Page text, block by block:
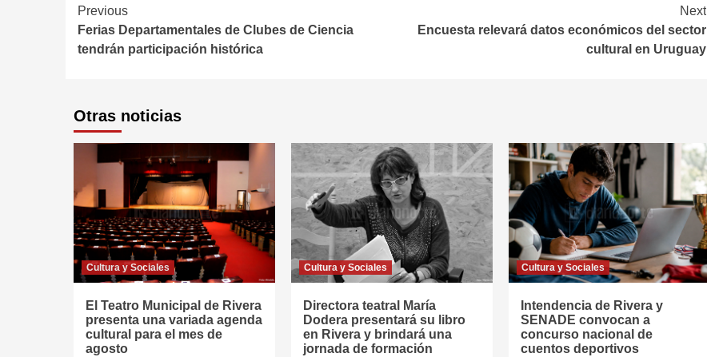
Continue
Reading
Previous
Ferias Departamentales de Clubes de Ciencia
tendrán participación histórica
Next
Encuesta relevará datos económicos del sector
cultural en Uruguay
Otras noticias
Cultura y Sociales
El Teatro Municipal de Rivera
presenta una variada agenda
cultural para el mes de
agosto
Cultura y Sociales
Directora teatral María
Dodera presentará su libro
en Rivera y brindará una
jornada de formación
Cultura y Sociales
Intendencia de Rivera y
SENADE convocan a
concurso nacional de
cuentos deportivos